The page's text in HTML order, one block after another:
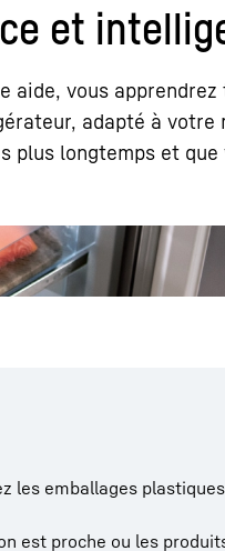
chez Liebherr
et
aide, vous
adapté à votre
plus longtemps et que
les emballages
est proche ou les